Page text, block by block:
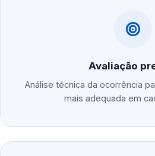
Avaliação
Análise técnica da ocorrência
mais adequada em